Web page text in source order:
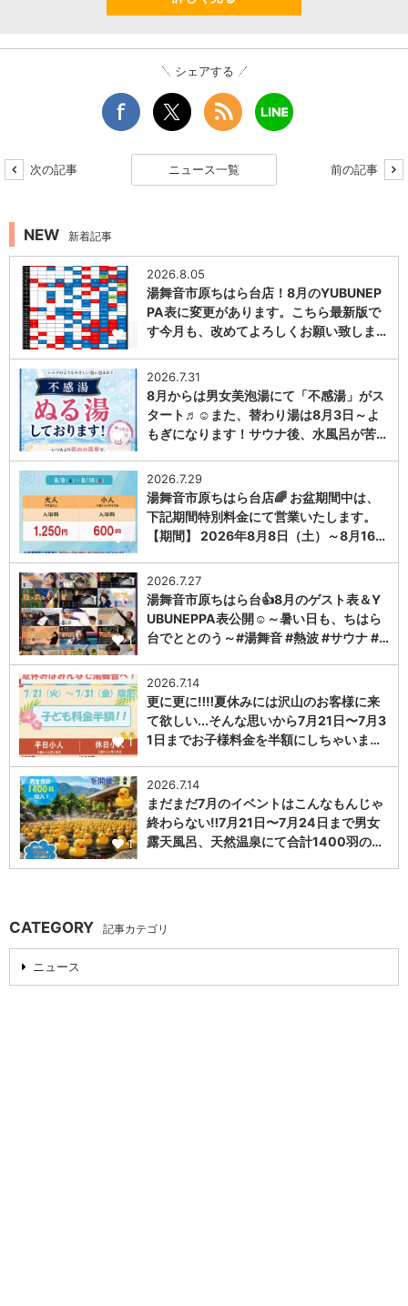
シェアする
次の記事 ニュース一覧 前の記事
NEW 新着記事
1
2026.8.05
湯舞音市原ちはら台店！8月のYUBUNEP
PA表に変更があります。こちら最新版で
す今月も、改めてよろしくお願い致しま…
1
2026.7.31
8月からは男女美泡湯にて「不感湯」がス
タート♬☺また、替わり湯は8月3日～よ
もぎになります！サウナ後、水風呂が苦…
1
2026.7.29
湯舞音市原ちはら台店🌈 お盆期間中は、
下記期間特別料金にて営業いたします。
【期間】 2026年8月8日（土）～8月16…
1
2026.7.27
湯舞音市原ちはら台👍8月のゲスト表＆Y
UBUNEPPA表公開☺～暑い日も、ちはら
台でととのう～#湯舞音 #熱波 #サウナ #…
1
2026.7.14
更に更に‼️‼️夏休みには沢山のお客様に来
て欲しい...そんな思いから7月21日〜7月3
1日までお子様料金を半額にしちゃいま…
1
2026.7.14
まだまだ7月のイベントはこんなもんじゃ
終わらない‼️7月21日〜7月24日まで男女
露天風呂、天然温泉にて合計1400羽の…
CATEGORY 記事カテゴリ
ニュース